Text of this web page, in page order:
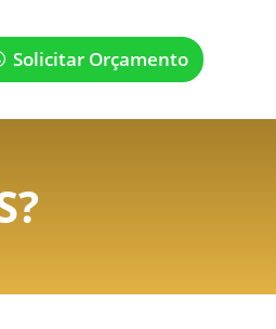
Solicitar Orçamento
?